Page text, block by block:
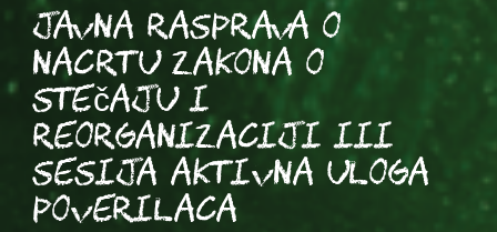
Javna rasprava o
nacrtu zakona o
stečaju i
reorganizaciji III
sesija AKTIVNA ULOGA
POVERILACA